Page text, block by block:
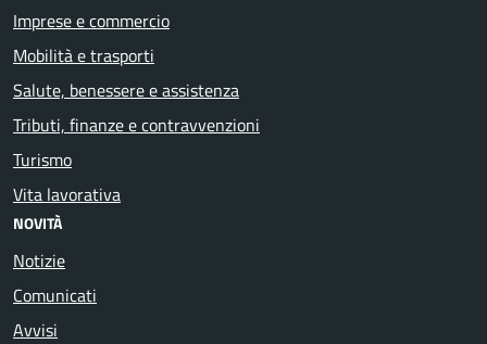
Imprese e commercio
Mobilità e trasporti
Salute, benessere e assistenza
Tributi, finanze e contravvenzioni
Turismo
Vita lavorativa
NOVITÀ
Notizie
Comunicati
Avvisi